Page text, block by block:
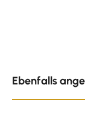
Ebenfalls